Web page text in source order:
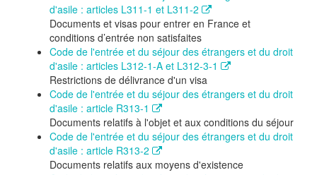
d'asile : articles L311-1 et L311-2
Documents et visas pour entrer en France et
conditions d’entrée non satisfaites
Code de l'entrée et du séjour des étrangers et du droit
d'asile : articles L312-1-A et L312-3-1
Restrictions de délivrance d'un visa
Code de l'entrée et du séjour des étrangers et du droit
d'asile : article R313-1
Documents relatifs à l'objet et aux conditions du séjour
Code de l'entrée et du séjour des étrangers et du droit
d'asile : article R313-2
Documents relatifs aux moyens d'existence